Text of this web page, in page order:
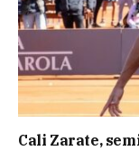
Cali Zarate,